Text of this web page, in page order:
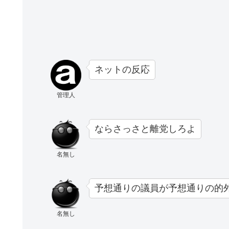
管理人
ネットの反応
名無し
ならさっさと離党しろよ
名無し
予想通りの議員が予想通りの的